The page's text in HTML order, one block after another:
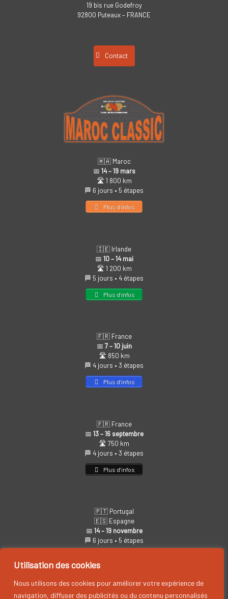
Utilisation des cookies
Nous utilisons des cookies pour améliorer votre expérience de
navigation, diffuser des publicités ou du contenu personnalisés
19 bis rue Godefroy
92800 Puteaux – FRANCE
Contact
🇲🇦 Maroc
📅 14 – 19 mars
🛣️ 1 800 km
🏁 6 jours • 5 étapes
Plus d’infos
🇮🇪 Irlande
📅 10 – 14 mai
🛣️ 1 200 km
🏁 5 jours • 4 étapes
Plus d’infos
🇫🇷 France
📅 7 – 10 juin
🛣️ 850 km
🏁 4 jours • 3 étapes
Plus d’infos
🇫🇷 France
📅 13 – 16 septembre
🛣️ 750 km
🏁 4 jours • 3 étapes
Plus d’infos
🇵🇹 Portugal
🇪🇸 Espagne
📅 14 – 19 novembre
🏁 6 jours • 5 étapes